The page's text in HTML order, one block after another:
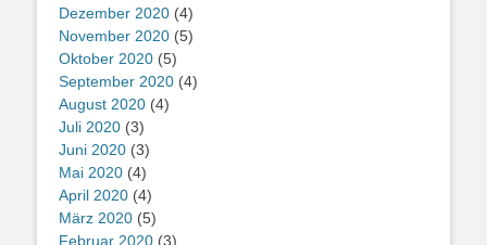
Dezember 2020 (4)
November 2020 (5)
Oktober 2020 (5)
September 2020 (4)
August 2020 (4)
Juli 2020 (3)
Juni 2020 (3)
Mai 2020 (4)
April 2020 (4)
März 2020 (5)
Februar 2020 (3)